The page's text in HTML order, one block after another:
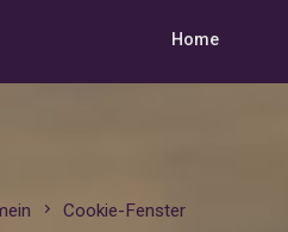
Home
Cookie-Fenster